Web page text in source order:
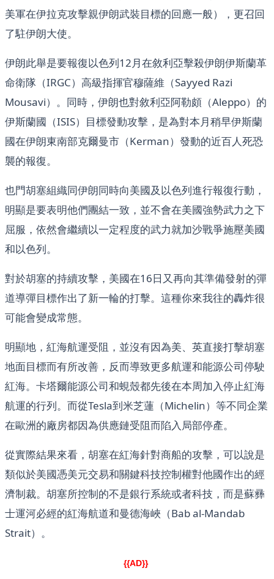
美軍在伊拉克攻擊親伊朗武裝目標的回應一般），更召回
了駐伊朗大使。
伊朗此舉是要報復以色列12月在敘利亞擊殺伊朗伊斯蘭革
命衛隊（IRGC）高級指揮官穆薩維（Sayyed Razi
Mousavi）。同時，伊朗也對敘利亞阿勒頗（Aleppo）的
伊斯蘭國（ISIS）目標發動攻擊，是為對本月稍早伊斯蘭
國在伊朗東南部克爾曼市（Kerman）發動的近百人死恐
襲的報復。
也門胡塞組織同伊朗同時向美國及以色列進行報復行動，
明顯是要表明他們團結一致，並不會在美國強勢武力之下
屈服，依然會繼續以一定程度的武力就加沙戰爭施壓美國
和以色列。
對於胡塞的持續攻擊，美國在16日又再向其準備發射的彈
道導彈目標作出了新一輪的打擊。這種你來我往的轟炸很
可能會變成常態。
明顯地，紅海航運受阻，並沒有因為美、英直接打擊胡塞
地面目標而有所改善，反而導致更多航運和能源公司停駛
紅海。卡塔爾能源公司和蜆殼都先後在本周加入停止紅海
航運的行列。而從Tesla到米芝蓮（Michelin）等不同企業
在歐洲的廠房都因為供應鏈受阻而陷入局部停產。
從實際結果來看，胡塞在紅海針對商船的攻擊，可以說是
類似於美國憑美元交易和關鍵科技控制權對他國作出的經
濟制裁。胡塞所控制的不是銀行系統或者科技，而是蘇彞
士運河必經的紅海航道和曼德海峽（Bab al-Mandab
Strait）。
{{AD}}